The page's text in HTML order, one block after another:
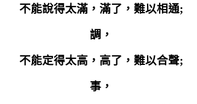
不能說得太滿，滿了，難以相通;
調，
不能定得太高，高了，難以合聲;
事，